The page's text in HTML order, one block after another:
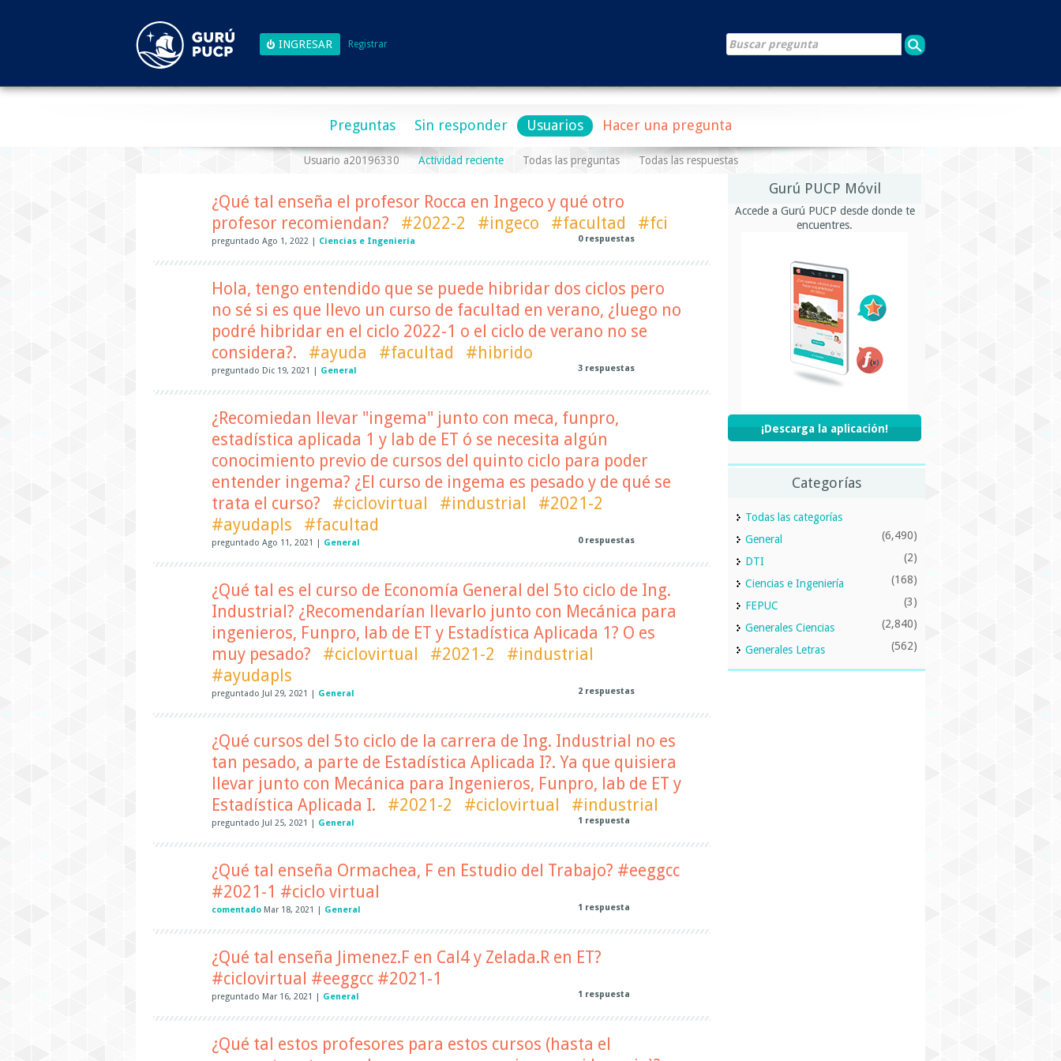
Registrar
Preguntas Sin responder Usuarios Hacer una pregunta
Usuario a20196330 Actividad reciente Todas las preguntas Todas las respuestas
¿Qué tal enseña el profesor Rocca en Ingeco y qué otro
profesor recomiendan?
#2022-2 #ingeco #facultad #fci
preguntado Ago 1, 2022 Ciencias e Ingeniería 0respuestas
Hola, tengo entendido que se puede hibridar dos ciclos pero
no sé si es que llevo un curso de facultad en verano, ¿luego no
podré hibridar en el ciclo 2022-1 o el ciclo de verano no se
considera?.
#ayuda #facultad #hibrido
preguntado Dic 19, 2021 General 3 respuestas
¿Recomiedan llevar "ingema" junto con meca, funpro,
estadística aplicada 1 y lab de ET ó se necesita algún
conocimiento previo de cursos del quinto ciclo para poder
entender ingema? ¿El curso de ingema es pesado y de qué se
trata el curso?
#ciclovirtual #industrial
#2021-2
#ayudapls
#facultad
preguntado Ago 11, 2021 General 0respuestas
¿Qué tal es el curso de Economía General del 5to ciclo de Ing.
Industrial? ¿Recomendarían llevarlo junto con Mecánica para
ingenieros, Funpro, lab de ET y Estadística Aplicada 1? O es
muy pesado?
#ciclovirtual #2021-2
#industrial
#ayudapls
preguntado Jul 29, 2021 General 2 respuestas
¿Qué cursos del 5to ciclo de la carrera de Ing. Industrial no es
tan pesado, a parte de Estadística Aplicada I?. Ya que quisiera
llevar junto con Mecánica para Ingenieros, Funpro, lab de ET y
Estadística Aplicada I.
#2021-2 #ciclovirtual #industrial
preguntado Jul 25, 2021 General 1 respuesta
¿Qué tal enseña Ormachea, F en Estudio del Trabajo? #eeggcc
#2021-1 #ciclo virtual
comentado Mar 18, 2021 General 1 respuesta
¿Qué tal enseña Jimenez.F en Cal4 y Zelada.R en ET?
#ciclovirtual #eeggcc #2021-1
preguntado Mar 16, 2021 General 1 respuesta
¿Qué tal estos profesores para estos cursos (hasta el
Gurú PUCP Móvil
Accede a Gurú PUCP desde donde te
encuentres.
¡Descarga la aplicación!
Categorías
Todas las categorías
General
(6,490)
DTI (2)
Ciencias e Ingeniería (168)
FEPUC (3)
Generales Ciencias (2,840)
Generales Letras (562)